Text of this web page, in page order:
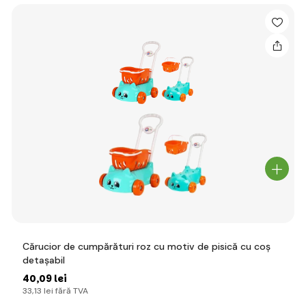
Cărucior de cumpărături roz cu motiv de pisică cu coș
detașabil
40,09 lei
33,13 lei fără TVA